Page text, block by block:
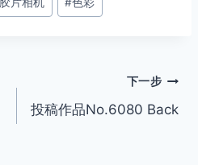
下一步
投稿作品No.6080 Back